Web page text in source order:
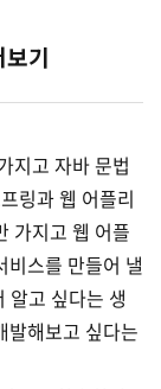
기
지고 자바 문법
링과 웹 어플리
가지고 웹 어플
비스를 만들어 낼
알고 싶다는 생
발해보고 싶다는